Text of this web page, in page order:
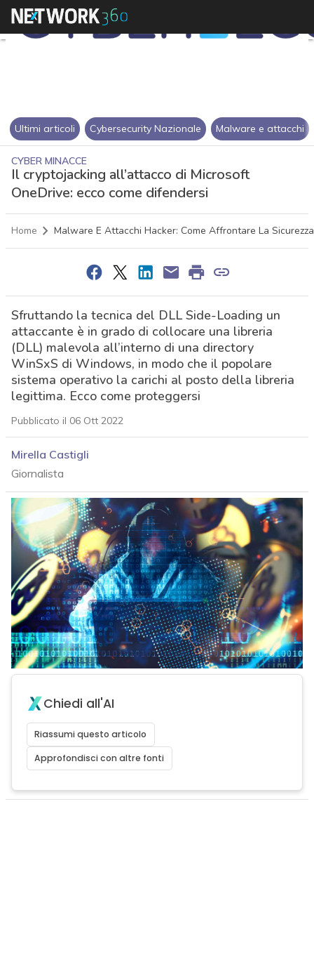
Ultimi articoli Cybersecurity Nazionale Malware e attacchi
CYBER MINACCE
Il cryptojacking all’attacco di Microsoft
OneDrive: ecco come difendersi
Home Malware E Attacchi Hacker: Come Affrontare La
Sfruttando la tecnica del DLL Side-Loading un
attaccante è in grado di collocare una libreria
(DLL) malevola all’interno di una directory
WinSxS di Windows, in modo che il popolare
sistema operativo la carichi al posto della libreria
legittima. Ecco come proteggersi
Pubblicato il 06 Ott 2022
Mirella Castigli
Giornalista
Chiedi all'AI
Riassumi questo articolo
Approfondisci con altre fonti